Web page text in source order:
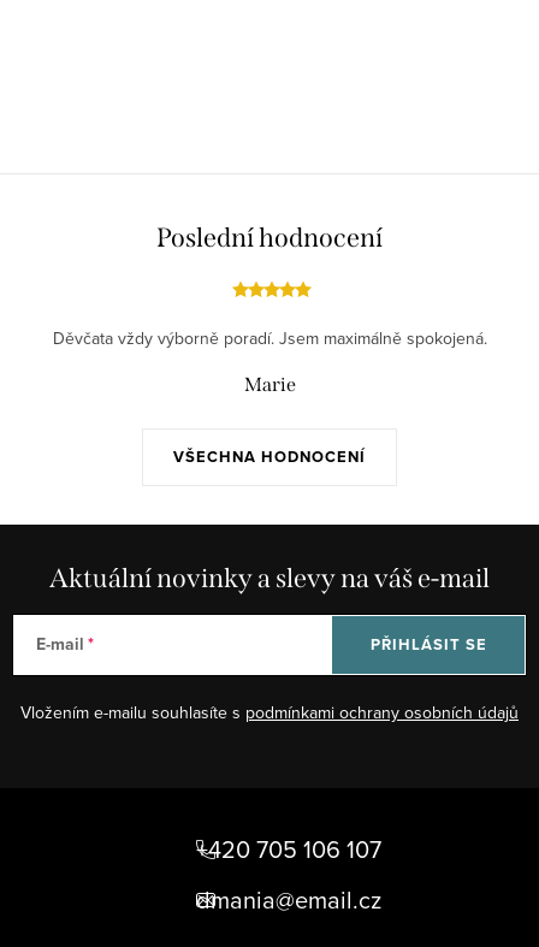
Poslední hodnocení
VŠECHNA HODNOCENÍ
Děvčata vždy výborně poradí. Jsem maximálně spokojená.
Marie
Aktuální novinky a slevy na váš e-mail
E-mail
Vložením e-mailu souhlasíte s podmínkami ochrany osobních údajů
PŘIHLÁSIT SE
+420 705 106 107
dmania@email.cz